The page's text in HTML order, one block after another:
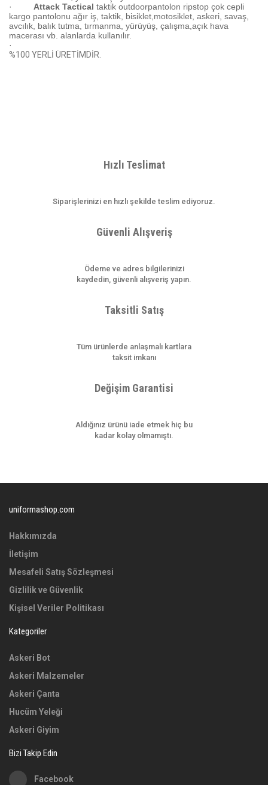
·
Attack Tactical taktik outdoorpantolon ripstop çok cepli
kargo pantolonu ağır iş, taktik, bisiklet,motosiklet, askeri, savaş,
avcılık, balık tutma, tırmanma, yürüyüş, çalışma,açık hava
macerası vb. alanlarda kullanılır.
·
%100 YERLİ ÜRETİMDİR.
Yorum Yaz
Ürün açıklamasında eksik bilgiler bulunuyor.
Gönder
Hızlı Teslimat
Siparişlerinizi en hızlı şekilde teslim ediyoruz.
Güvenli Alışveriş
Ödeme ve adres bilgilerinizi
kaydedin, güvenli alışveriş yapın.
Taksitli Satış
Tüm ürünlerde anlaşmalı kartlara
taksit imkanı
Değişim Garantisi
Aldığınız ürünü iade etmek hiç bu
kadar kolay olmamıştı.
uniformashop.com
Hakkımızda
İletişim
Mesafeli Satış Sözleşmesi
Gizlilik ve Güvenlik
Kişisel Veriler Politikası
Kategoriler
Askeri Bot
Askeri Malzemeler
Askeri Çanta
Hucüm Yeleği
Askeri Giyim
Bizi Takip Edin
Facebook